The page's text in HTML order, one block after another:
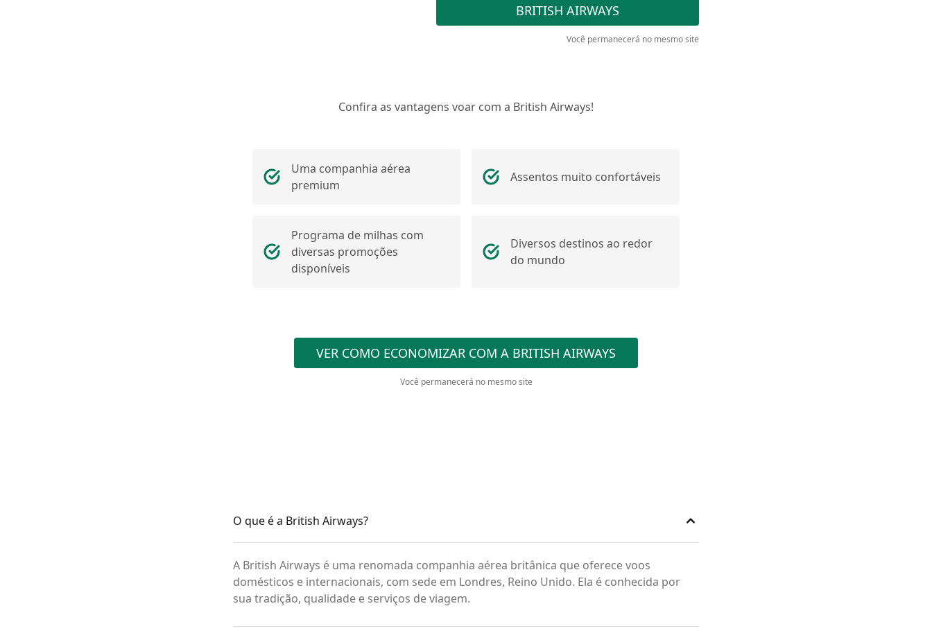
BRITISH AIRWAYS
Você permanecerá no mesmo site
Confira as vantagens voar com a British Airways!
Uma companhia aérea
premium
Assentos muito confortáveis
Programa de milhas com
diversas promoções
disponíveis
Diversos destinos ao redor
do mundo
VER COMO ECONOMIZAR COM A BRITISH AIRWAYS
Você permanecerá no mesmo site
O que é a British Airways?
A British Airways é uma renomada companhia aérea britânica que oferece voos
domésticos e internacionais, com sede em Londres, Reino Unido. Ela é conhecida por
sua tradição, qualidade e serviços de viagem.